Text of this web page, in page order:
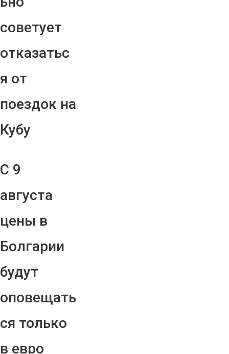
советует
отказатьс
я от
поездок на
Кубу
С 9
августа
цены в
Болгарии
будут
оповещать
ся только
в евро